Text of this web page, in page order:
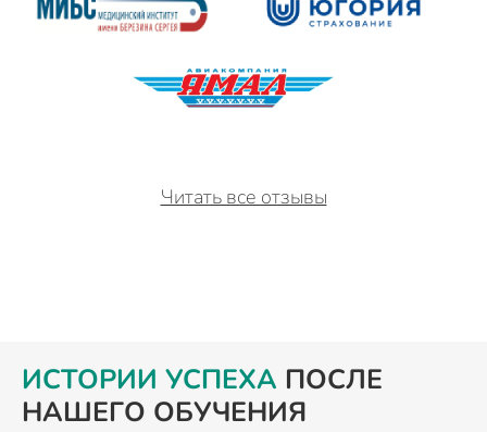
Читать все отзывы
ИСТОРИИ УСПЕХА ПОСЛЕ
НАШЕГО ОБУЧЕНИЯ